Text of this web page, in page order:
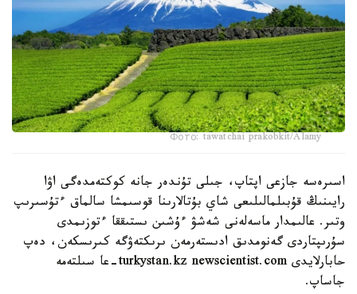
Фото: tawatchai prakobkit/Alamy
اسىرەسە جازعى اپتاپ، جىلى تۇندەر جانە كوكتەمدەگى اۋا
رايىنىڭ قۇبىلمالىلىعى شاي بۇتالارىنا قوسىمشا سالماق ءتۇسىرىپ
وتىر. عالىمدار ماسەلەنى شەشۋ ءۇشىن ىستىققا ءتوزىمدى
سۇرىپتاردى گەنومدىق ادىستەرمەن ىرىكتەۋگە كىرىسكەن، دەپ
حابارلايدى turkystan.kz newscientist.com-عا سىلتەمە
جاساپ.